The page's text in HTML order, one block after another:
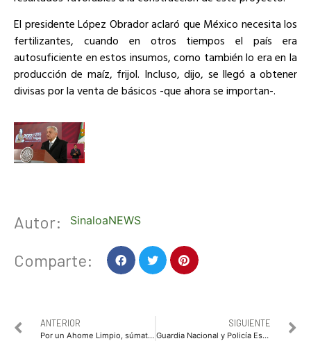
El presidente López Obrador aclaró que México necesita los
fertilizantes, cuando en otros tiempos el país era
autosuficiente en estos insumos, como también lo era en la
producción de maíz, frijol. Incluso, dijo, se llegó a obtener
divisas por la venta de básicos -que ahora se importan-.
Autor: SinaloaNEWS
Comparte:
ANTERIOR
Por un Ahome Limpio, súmate al reto y “Dale con la que Barre”
SIGUIENTE
Guardia Nacional y Policía Estatal localizan a víctima de secuestro virtual